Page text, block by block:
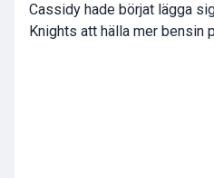
Cassidy hade börjat lägga
Knights att hälla mer bensin